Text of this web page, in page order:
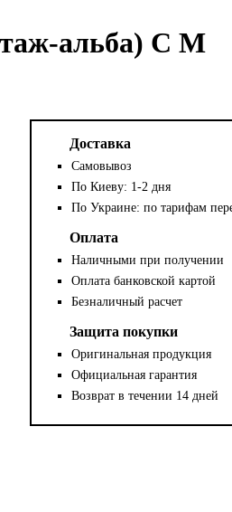
альба) С М
Доставка
Самовывоз
По Киеву: 1-2 дня
По Украине: по тарифам
Оплата
Наличными при получении
Оплата банковской картой
Безналичный расчет
Защита покупки
Оригинальная продукция
Официальная гарантия
Возврат в течении 14 дней